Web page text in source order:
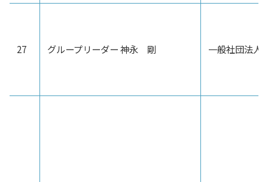
27 グループリーダー 神永 剛 一般社団法人